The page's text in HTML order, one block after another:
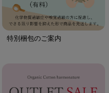
特別梱包のご案内